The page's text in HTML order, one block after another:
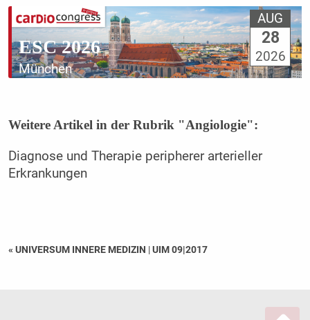
ESC 2026
München
AUG
28
2026
Weitere Artikel in der Rubrik "Angiologie":
Diagnose und Therapie peripherer arterieller
Erkrankungen
« UNIVERSUM INNERE MEDIZIN |UIM 09|2017